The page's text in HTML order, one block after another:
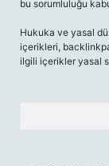
bu sorumluluğu
Hukuka ve yasal
içerikleri,
ilgili içerikler yasal